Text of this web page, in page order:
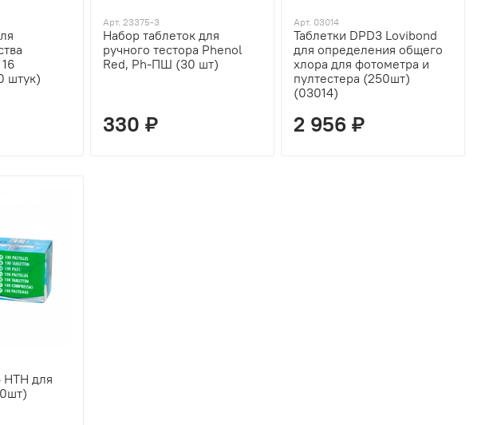
штук)
Арт. 23375-3
Набор таблеток для
ручного тестора Phenol
Red, Ph-ПШ (30 шт)
330 ₽
Арт. 03014
Таблетки DPD3 Lovibond
для определения общего
хлора для фотометра и
пултестера (250шт)
(03014)
2 956 ₽
HTH для